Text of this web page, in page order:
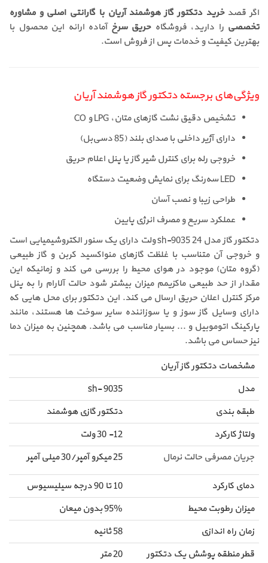
اگر قصدخرید دتکتور گاز هوشمند آریان با گارانتی اصلی و مشاوره
تخصصی را دارید، فروشگاهحریق سرخ آماده ارائه این محصول با
بهترین کیفیت و خدمات پس از فروش است.
ویژگی‌های برجسته دتکتور گاز هوشمند آریان
تشخیص دقیق نشت گازهای متان، LPG و CO
دارای آژیر داخلی با صدای بلند (85 دسی‌بل)
خروجی رله برای کنترل شیر گاز یا پنل اعلام حریق
LED سه‌رنگ برای نمایش وضعیت دستگاه
طراحی زیبا و نصب آسان
عملکرد سریع و مصرف انرژی پایین
دتکتور گاز مدل sh-9035 24 ولت دارای یک سنور الکتروشیمیایی است
و خروجی آن متناسب با غلظت گازهای منواکسید کربن و گاز طبیعی
(گروه متان) موجود در هوای محیط را بررسی می کند و زمانیکه این
مقدار از حد طبیعی ماکزیمم میزان بیشتر شود حالت آلارام را به پنل
مرکز کنترل اعلان حریق ارسال می کند. این دتکتور برای محل هایی که
دارای وسایل گاز سوز و یا سوزاننده سایر سوخت ها هستند، مانند
پارکینگ اتوموبیل و ... بسیار مناسب می باشد. همچنین به میزان دما
نیز حساس می باشد.
مشخصات دتکتور گاز آریان
مدل
sh- 9035
طبقه بندی
دتکتور گازی هوشمند
ولتاژ کارکرد
12- 30 ولت
جریان مصرفی حالت نرمال
25 میکرو آمپر/30 میلی آمپر
دمای کارکرد
10 تا 90 درجه سیلیسیوس
میزان رطوبت محیط
95% بدون میعان
زمان راه اندازی
58 ثانیه
قطر منطقه پوشش یک دتکتور
20 متر